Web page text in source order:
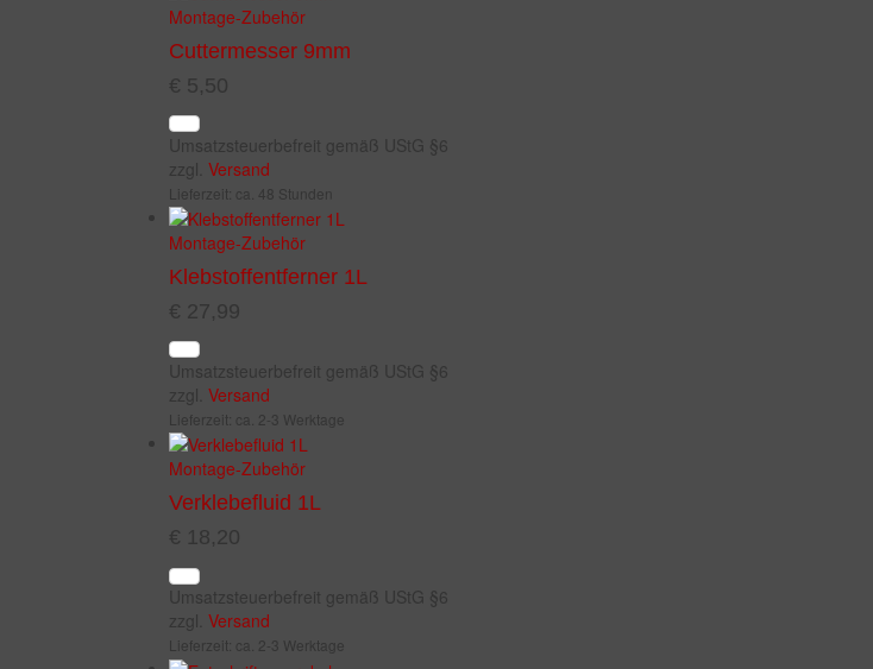
Montage-Zubehör
Cuttermesser 9mm
€ 5,50
Umsatzsteuerbefreit gemäß UStG §6
zzgl. Versand
Lieferzeit: ca. 48 Stunden
Montage-Zubehör
Klebstoffentferner 1L
€ 27,99
Umsatzsteuerbefreit gemäß UStG §6
zzgl. Versand
Lieferzeit: ca. 2-3 Werktage
Montage-Zubehör
Verklebefluid 1L
€ 18,20
Umsatzsteuerbefreit gemäß UStG §6
zzgl. Versand
Lieferzeit: ca. 2-3 Werktage